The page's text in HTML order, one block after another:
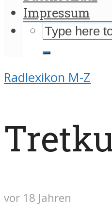
Impressum
Radlexikon M-Z
vor 18 Jahren